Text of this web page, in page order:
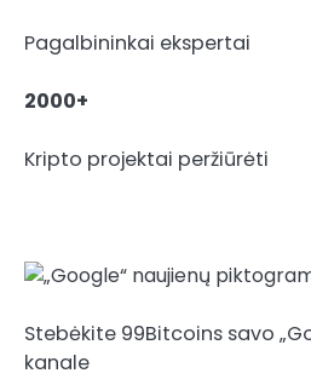
Pagalbininkai ekspertai
2000+
Kripto projektai peržiūrėti
Stebėkite 99Bitcoins savo
kanale